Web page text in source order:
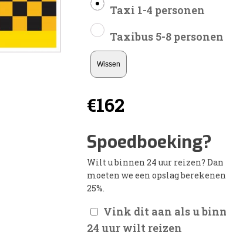
Taxi 1-4 personen
Taxibus 5-8 personen
Wissen
€162
Spoedboeking?
Wilt u binnen 24 uur reizen? Dan
moeten we een opslag
25%.
Vink dit aan als u
24 uur wilt reizen